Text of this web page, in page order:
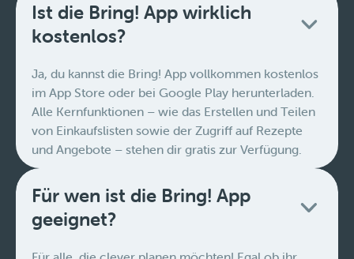
Ist die Bring! App wirklich
kostenlos?
Ja, du kannst die Bring! App vollkommen kostenlos
im App Store oder bei Google Play herunterladen.
Alle Kernfunktionen – wie das Erstellen und Teilen
von Einkaufslisten sowie der Zugriff auf Rezepte
und Angebote – stehen dir gratis zur Verfügung.
Für wen ist die Bring! App
geeignet?